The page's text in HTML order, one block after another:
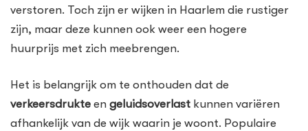
verstoren. Toch zijn er wijken in Haarlem die rustiger
zijn, maar deze kunnen ook weer een hogere
huurprijs met zich meebrengen.
Het is belangrijk om te onthouden dat de
verkeersdrukte en geluidsoverlast kunnen variëren
afhankelijk van de wijk waarin je woont. Populaire